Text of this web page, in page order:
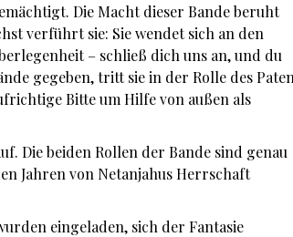
Die Macht dieser Bande beruht
verführt sie: Sie wendet sich an den
– schließ dich uns an, und du
gegeben, tritt sie in der Rolle des
Bitte um Hilfe von außen als
Die beiden Rollen der Bande sind genau
Jahren von Netanjahus Herrschaft
eingeladen, sich der Fantasie